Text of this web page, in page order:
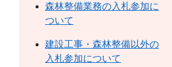
森林整備業務の入札参加に
ついて
建設工事・森林整備以外の
入札参加について